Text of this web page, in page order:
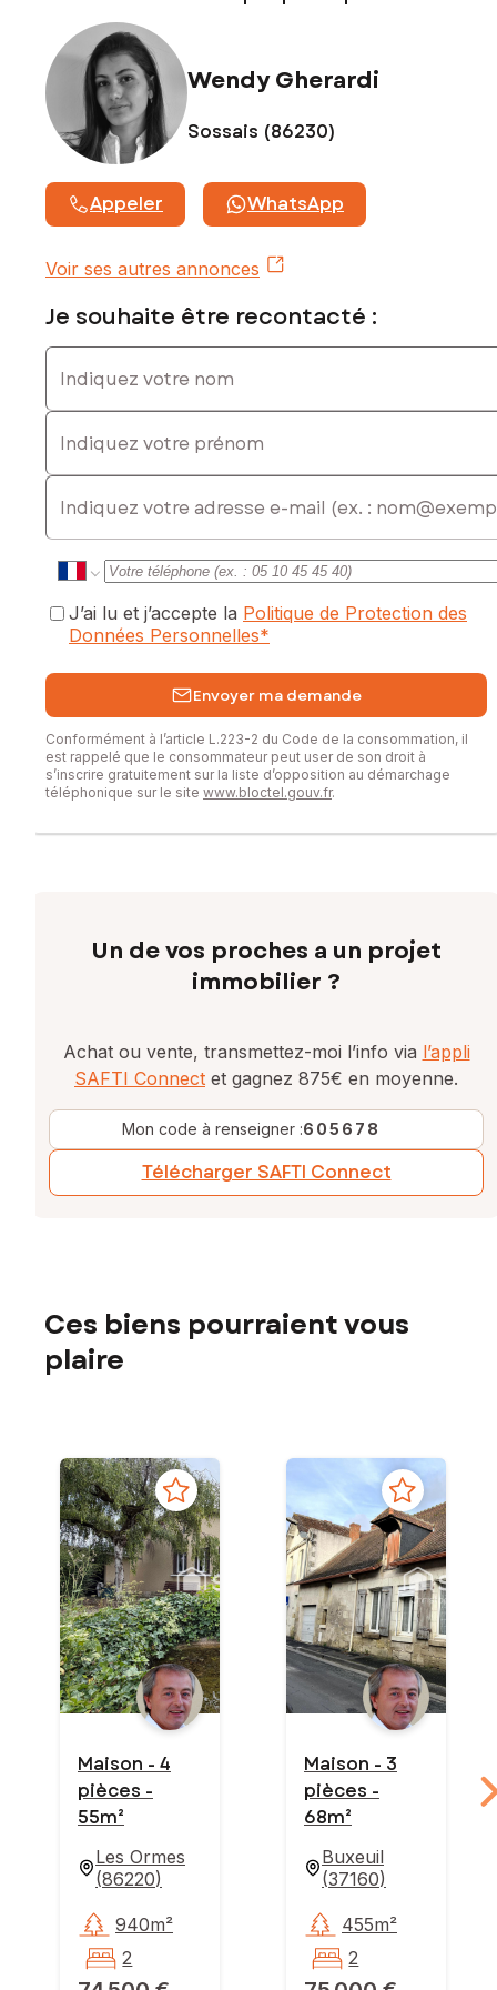
Wendy Gherardi
Sossais (86230)
Appeler WhatsApp
Voir ses autres annonces
Je souhaite être recontacté :
Indiquez votre nom
Indiquez votre prénom
E-mail
J’ai lu et j’accepte la Politique de Protection des
Données Personnelles*
Envoyer ma demande
Conformément à l’article L.223-2 du Code de la consommation, il
est rappelé que le consommateur peut user de son droit à
s’inscrire gratuitement sur la liste d’opposition au démarchage
téléphonique sur le site www.bloctel.gouv.fr.
Un de vos proches a un projet
immobilier ?
Achat ou vente, transmettez-moi l’info via l’appli
SAFTI Connect et gagnez 875€ en moyenne.
Mon code à renseigner :605678
Télécharger SAFTI Connect
Ces biens pourraient vous
plaire
Maison - 4
pièces -
55m²
Les Ormes
(86220)
940m²
2
Maison - 3
pièces -
68m²
Buxeuil
(37160)
455m²
2